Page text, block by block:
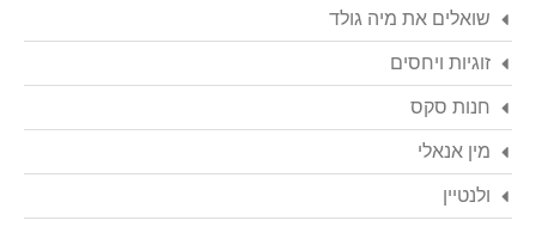
שואלים את מיה גולד
זוגיות ויחסים
חנות סקס
מין אנאלי
ולנטיין